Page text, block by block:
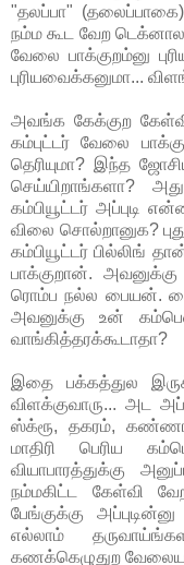
"தலப்பா" (தலைப்பாகை)
நம்ம கூட வேற
வேலை பாக்குறம்னு
புரியவைக்கனுமா...
அவங்க கேக்குற
கம்புட்டர் வேலை
தெரியுமா? இந்த
செய்யிறாங்களா?
கம்பியூட்டர்
விலை சொல்றானுக?
கம்பியூட்டர் பில்லிங்
பாக்குறான்.
ரொம்ப நல்ல பையன்.
அவனுக்கு உன்
வாங்கித்தரக்கூடாதா?
இதை பக்கத்துல
விளக்குவாரு... அட
ஸ்க்ரூ, தகரம்,
மாதிரி பெரிய
வியாபாரத்துக்கு
நம்மகிட்ட கேள்வி
பேங்குக்கு
எல்லாம்
கணக்கெழுதுற